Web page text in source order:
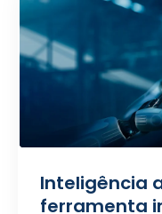
Inteligência
ferramenta